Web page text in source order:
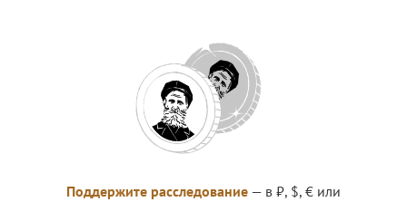
Поддержите расследование — в ₽, $, € или